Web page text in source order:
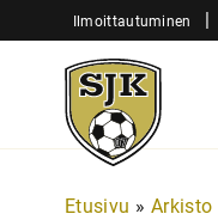
sisältöön
Ilmoittautuminen |
Sjk-
Juniorit
Etusivu » Arkisto